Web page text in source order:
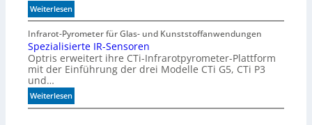
Weiterlesen:
S
i
c
h
e
l
a
Infrarot-Pyrometer für Glas- und Kunststoffanwendungen
Spezialisierte IR-Sensoren
Optris erweitert ihre CTi-Infrarotpyrometer-Plattform
mit der Einführung der drei Modelle CTi G5, CTi P3
und…
Weiterlesen:
S